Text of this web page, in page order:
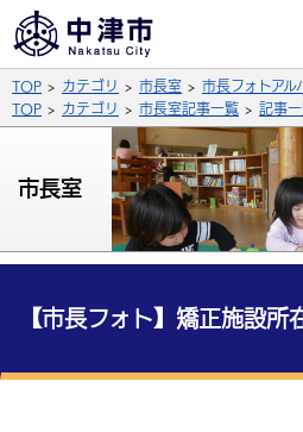
背景色
青
文字の大き
拡大 標準
公式SNS
X (Twitter)
サイト内検索
総合メニュー
TOP カテゴリ 市長室 市長フォトアル
TOP
カテゴリ 市長室記事一覧 記事
市長室
【市長フォト】矯正施設所